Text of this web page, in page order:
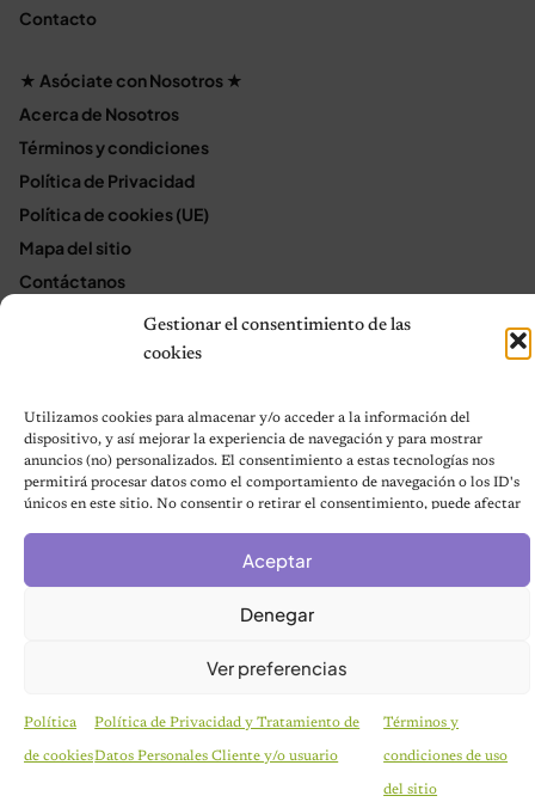
Gestionar el consentimiento de las
cookies
Utilizamos cookies para almacenar y/o acceder a la información del
dispositivo, y así mejorar la experiencia de navegación y para mostrar
anuncios (no) personalizados. El consentimiento a estas tecnologías nos
permitirá procesar datos como el comportamiento de navegación o los ID's
únicos en este sitio. No consentir o retirar el consentimiento, puede afectar
Aceptar
Denegar
Ver preferencias
Política
de cookies
Política de Privacidad y Tratamiento de
Datos Personales Cliente y/o usuario
Términos y
condiciones de uso
del sitio
COMPORTAMIENTO CANINO
¿Los Perros Mienten? La Ciencia lo Explica
Contacto
★ Asóciate con Nosotros ★
Acerca de Nosotros
Términos y condiciones
Política de Privacidad
Política de cookies (UE)
Mapa del sitio
Contáctanos
Terms and Conditions
© 2026 Notas de Mascotas
Política de privacidad